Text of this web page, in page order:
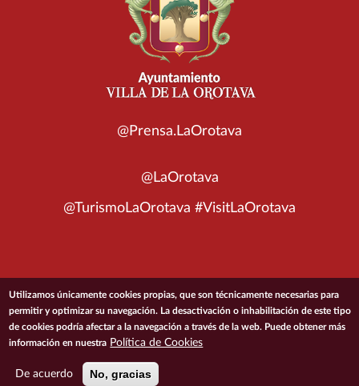
@Prensa.LaOrotava
@LaOrotava
@TurismoLaOrotava #VisitLaOrotava
© 2026 Ayuntamiento de la Villa de La Orotava
ACCESIBILIDADCONDICIONES DE USOPOLÍTICA DE PRIVACIDAD
Utilizamos únicamente cookies propias, que son técnicamente necesarias para
permitir y optimizar su navegación. La desactivación o inhabilitación de este tipo
de cookies podría afectar a la navegación a través de la web. Puede obtener más
información en nuestra Política de Cookies
De acuerdo No, gracias